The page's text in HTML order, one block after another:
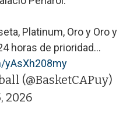
Platinum, Oro y Oro y
horas de prioridad…
yAsXh208my
(@BasketCAPuy)
2026